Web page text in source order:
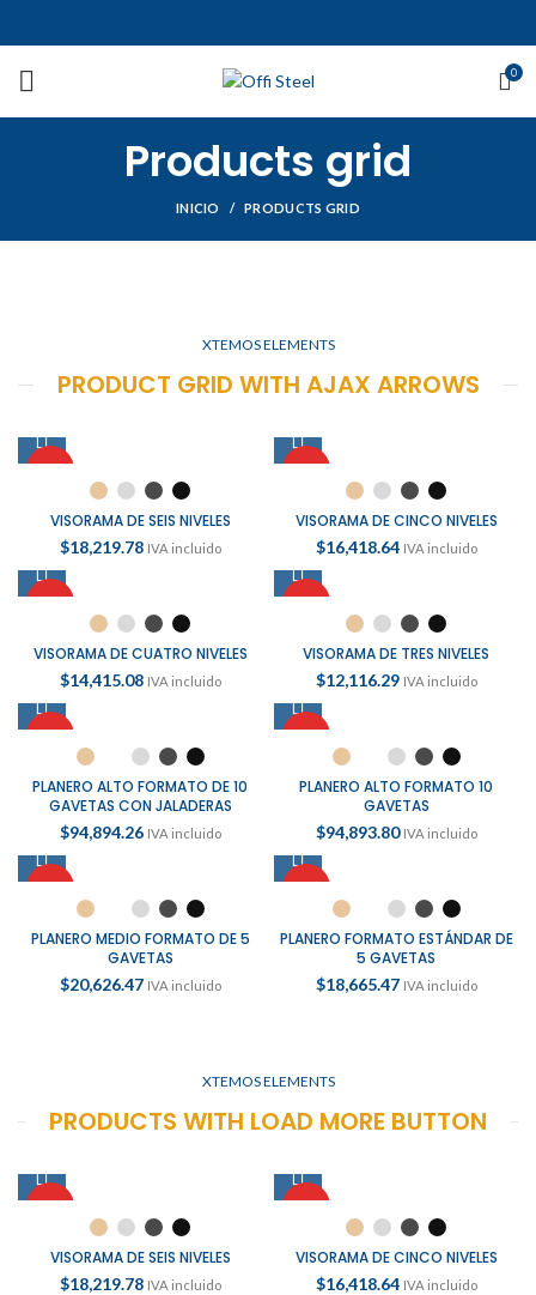
0
Products grid
INICIO PRODUCTS GRID
XTEMOS ELEMENTS
PRODUCT GRID WITH AJAX ARROWS
VISORAMA DE SEIS NIVELES
$18,219.78 IVA incluido
VISORAMA DE CINCO NIVELES
$16,418.64 IVA incluido
VISORAMA DE CUATRO NIVELES
$14,415.08 IVA incluido
VISORAMA DE TRES NIVELES
$12,116.29 IVA incluido
PLANERO ALTO FORMATO DE 10
GAVETAS CON JALADERAS
$94,894.26 IVA incluido
PLANERO ALTO FORMATO 10
GAVETAS
$94,893.80 IVA incluido
PLANERO MEDIO FORMATO DE 5
GAVETAS
$20,626.47 IVA incluido
PLANERO FORMATO ESTÁNDAR DE
5 GAVETAS
$18,665.47 IVA incluido
XTEMOS ELEMENTS
PRODUCTS WITH LOAD MORE BUTTON
VISORAMA DE SEIS NIVELES
$18,219.78 IVA incluido
VISORAMA DE CINCO NIVELES
$16,418.64 IVA incluido